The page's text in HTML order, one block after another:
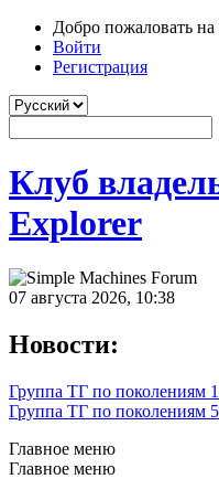
Добро пожаловать на
Войти
Регистрация
Клуб
Explorer
07 августа 2026, 10:38
Новости:
Группа ТГ по поколениям
Группа ТГ по поколениям
Главное меню
Главное меню